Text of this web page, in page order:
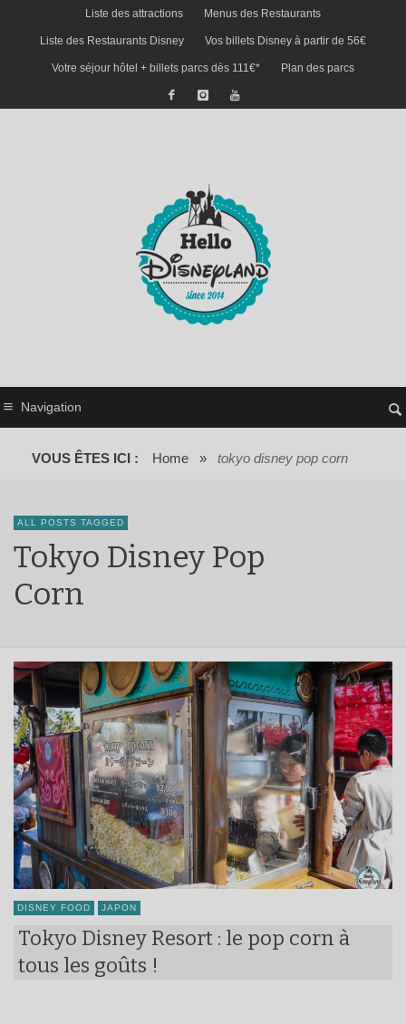
Liste des attractions Menus des Restaurants
Liste des Restaurants Disney Vos billets Disney à partir de 56€
Votre séjour hôtel + billets parcs dès 111€* Plan des parcs
Navigation
VOUS ÊTES ICI : Home » tokyo disney pop corn
ALL POSTS TAGGED
Tokyo Disney Pop
Corn
DISNEY FOOD JAPON
Tokyo Disney Resort : le pop corn à
tous les goûts !